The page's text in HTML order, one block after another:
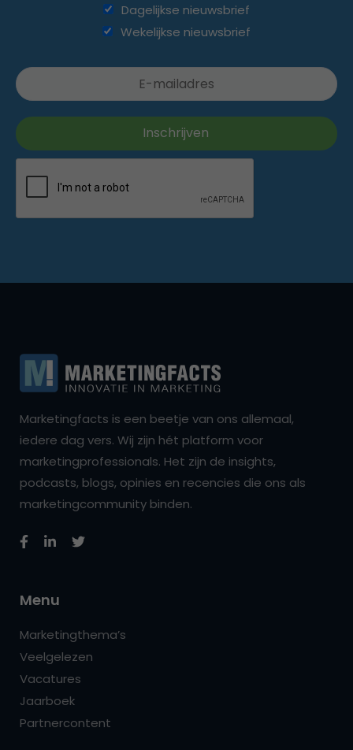
Dagelijkse nieuwsbrief
Wekelijkse nieuwsbrief
Marketingfacts is een beetje van ons allemaal,
iedere dag vers. Wij zijn hét platform voor
marketingprofessionals. Het zijn de insights,
podcasts, blogs, opinies en recencies die ons als
marketingcommunity binden.
Menu
Marketingthema’s
Veelgelezen
Vacatures
Jaarboek
Partnercontent